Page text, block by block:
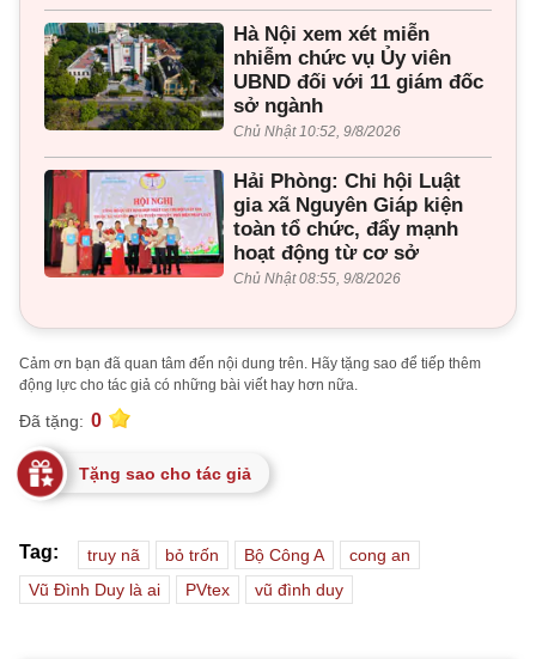
Hà Nội xem xét miễn
nhiễm chức vụ Ủy viên
UBND đối với 11 giám đốc
sở ngành
Chủ Nhật 10:52, 9/8/2026
Hải Phòng: Chi hội Luật
gia xã Nguyên Giáp kiện
toàn tổ chức, đẩy mạnh
hoạt động từ cơ sở
Chủ Nhật 08:55, 9/8/2026
Cảm ơn bạn đã quan tâm đến nội dung trên. Hãy tặng sao để tiếp thêm
động lực cho tác giả có những bài viết hay hơn nữa.
Đã tặng: 0
Tặng sao cho tác giả
Tag: truy nã bỏ trốn Bộ Công A
cong an
Vũ Đình Duy là ai
PVtex vũ đình duy